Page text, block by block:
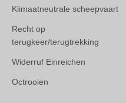
Klimaatneutrale scheepvaart
Recht op
terugkeer/terugtrekking
Widerruf Einreichen
Octrooien